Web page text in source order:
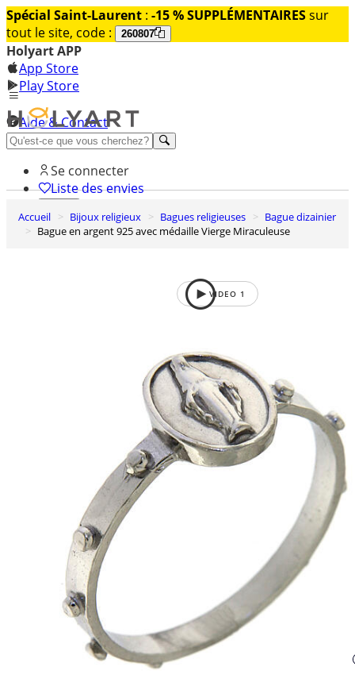
Spécial Saint-Laurent : -15 % SUPPLÉMENTAIRESsur
tout le site, code :
260807
Holyart APP
App Store
Play Store
Aide & Contact
Découvrez Premium
Se connecter
Liste des envies
0
Panier
Accueil Bijoux religieux Bagues religieuses
Bague dizainier
Bague en argent 925 avec médaille Vierge Miraculeuse
VIDEO 1